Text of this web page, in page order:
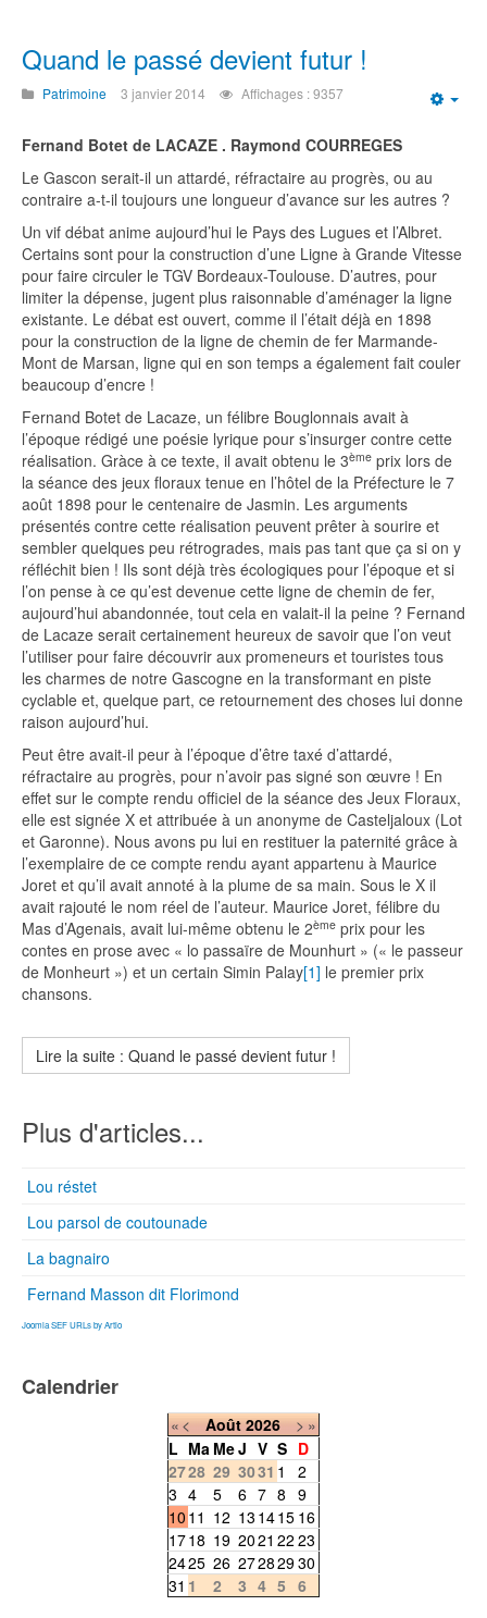
Quand le passé devient futur !
Patrimoine 3 janvier 2014 Affichages : 9357
Fernand Botet de LACAZE . Raymond COURREGES
Le Gascon serait-il un attardé, réfractaire au progrès, ou au
contraire a-t-il toujours une longueur d’avance sur les autres ?
Un vif débat anime aujourd’hui le Pays des Lugues et l’Albret.
Certains sont pour la construction d’une Ligne à Grande Vitesse
pour faire circuler le TGV Bordeaux-Toulouse. D’autres, pour
limiter la dépense, jugent plus raisonnable d’aménager la ligne
existante. Le débat est ouvert, comme il l’était déjà en 1898
pour la construction de la ligne de chemin de fer Marmande-
Mont de Marsan, ligne qui en son temps a également fait couler
beaucoup d’encre !
Fernand Botet de Lacaze, un félibre Bouglonnais avait à
l’époque rédigé une poésie lyrique pour s’insurger contre cette
réalisation. Gràce à ce texte, il avait obtenu le 3ème prix lors de
la séance des jeux floraux tenue en l’hôtel de la Préfecture le 7
août 1898 pour le centenaire de Jasmin. Les arguments
présentés contre cette réalisation peuvent prêter à sourire et
sembler quelques peu rétrogrades, mais pas tant que ça si on y
réfléchit bien ! Ils sont déjà très écologiques pour l’époque et si
l’on pense à ce qu’est devenue cette ligne de chemin de fer,
aujourd’hui abandonnée, tout cela en valait-il la peine ? Fernand
de Lacaze serait certainement heureux de savoir que l’on veut
l’utiliser pour faire découvrir aux promeneurs et touristes tous
les charmes de notre Gascogne en la transformant en piste
cyclable et, quelque part, ce retournement des choses lui donne
raison aujourd’hui.
Peut être avait-il peur à l’époque d’être taxé d’attardé,
réfractaire au progrès, pour n’avoir pas signé son œuvre ! En
effet sur le compte rendu officiel de la séance des Jeux Floraux,
elle est signée X et attribuée à un anonyme de Casteljaloux (Lot
et Garonne). Nous avons pu lui en restituer la paternité grâce à
l’exemplaire de ce compte rendu ayant appartenu à Maurice
Joret et qu’il avait annoté à la plume de sa main. Sous le X il
avait rajouté le nom réel de l’auteur. Maurice Joret, félibre du
Mas d’Agenais, avait lui-même obtenu le 2ème prix pour les
contes en prose avec « lo passaïre de Mounhurt » (« le passeur
de Monheurt ») et un certain Simin Palay[1] le premier prix
chansons.
Lire la suite : Quand le passé devient futur !
Plus d'articles...
Lou réstet
Lou parsol de coutounade
La bagnairo
Fernand Masson dit Florimond
Joomla SEF URLs by Artio
Calendrier
«< Août 2026 >»
L Ma MeJ V S D
2728 29 3031 1
2
3 4 5 6 7 8 9
10 11 12 13 1415 16
1718 19 2021 22 23
2425 26 27282930
31 1 2 3 4 5 6